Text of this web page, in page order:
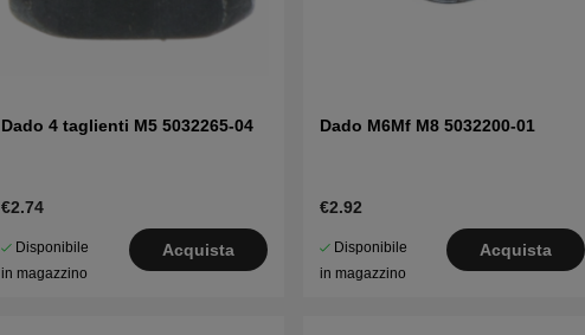
Dado 4 taglienti M5 5032265-04
€2.74
Disponibile
in magazzino
Acquista
Dado M6Mf M8 5032200-01
€2.92
Disponibile
in magazzino
Acquista